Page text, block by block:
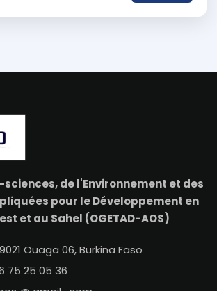
de l'Environnement et des
pour le Développement en
et au Sahel (OGETAD-AOS)
Ouaga 06, Burkina Faso
75 25 05 36